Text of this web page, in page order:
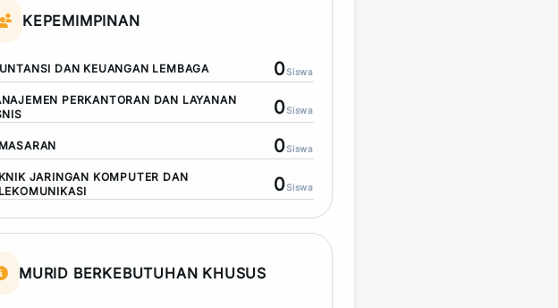
KEPEMIMPINAN
DAN KEUANGAN LEMBAGA 0Siswa
PERKANTORAN DAN LAYANAN
0Siswa
0Siswa
JARINGAN KOMPUTER DAN
0Siswa
MURID BERKEBUTUHAN KHUSUS